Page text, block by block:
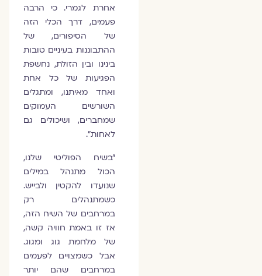
אחרת לגמרי. כי הרבה
פעמים, דרך הכלי הזה
של הסיפורים, של
ההתבוננות בעיניים טובות
בינינו ובין הזולת, נחשפת
הפגיעות של כל אחת
ואחד מאיתנו, ומתגלים
השורשים העמוקים
שמחברים, ושיכולים גם
לאחות".
"בשיח הפוליטי שלנו,
הכול מתנהל במילים
שנועדו להקטין ולבייש.
כשמתנהלים רק
במרחבים של השיח הזה,
אז זו באמת חוויה קשה,
של מלחמת גוג ומגוג.
אבל כשמצויים לפעמים
במרחבים שהם יותר